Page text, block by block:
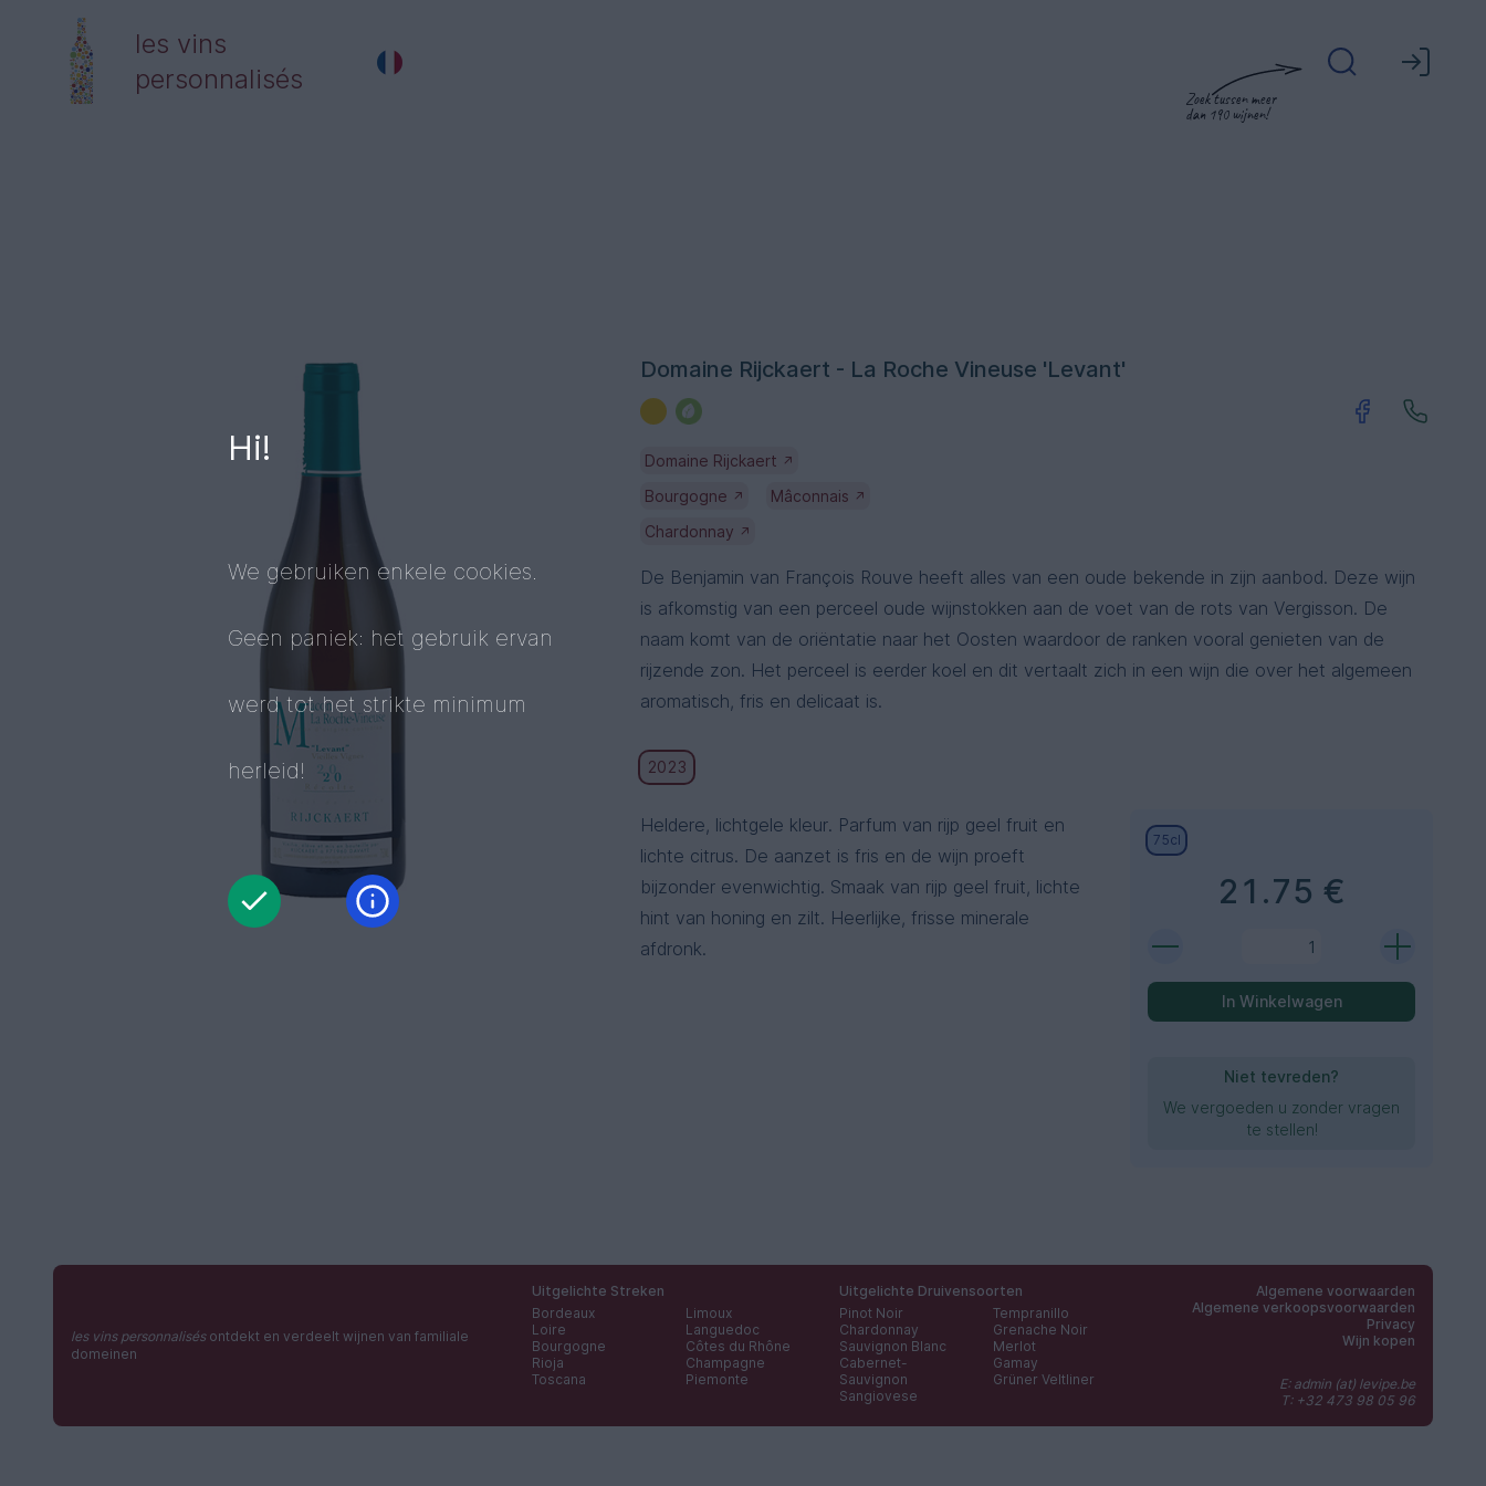
les vins
personnalisés
Zoek tussen meer
dan 190 wijnen!
Domaine Rijckaert - La Roche Vineuse 'Levant'
Domaine Rijckaert ↗
Bourgogne ↗ Mâconnais ↗
Chardonnay ↗
De Benjamin van François Rouve heeft alles van een oude bekende in zijn aanbod. Deze wijn
is afkomstig van een perceel oude wijnstokken aan de voet van de rots van Vergisson. De
naam komt van de oriëntatie naar het Oosten waardoor de ranken vooral genieten van de
rijzende zon. Het perceel is eerder koel en dit vertaalt zich in een wijn die over het algemeen
aromatisch, fris en delicaat is.
2023
Heldere, lichtgele kleur. Parfum van rijp geel fruit en
lichte citrus. De aanzet is fris en de wijn proeft
bijzonder evenwichtig. Smaak van rijp geel fruit, lichte
hint van honing en zilt. Heerlijke, frisse minerale
afdronk.
75cl
21.75 €
In Winkelwagen
Niet tevreden?
We vergoeden u zonder vragen
te stellen!
les vins personnalisésontdekt en verdeelt wijnen van familiale
domeinen
Uitgelichte Streken
Bordeaux
Loire
Bourgogne
Rioja
Toscana
Limoux
Languedoc
Côtes du Rhône
Champagne
Piemonte
Uitgelichte Druivensoorten
Pinot Noir
Chardonnay
Sauvignon Blanc
Cabernet-
Sauvignon
Sangiovese
Tempranillo
Grenache Noir
Merlot
Gamay
Grüner Veltliner
Algemene voorwaarden
Algemene verkoopsvoorwaarden
Privacy
Wijn kopen
E: admin (at) levipe.be
T: +32 473 98 05 96
Hi!
We gebruiken enkele cookies.
Geen paniek: het gebruik ervan
werd tot het strikte minimum
herleid!